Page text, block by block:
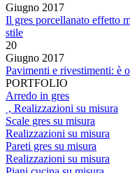
Giugno 2017
Il gres porcellanato effetto
stile
20
Giugno 2017
Pavimenti e rivestimenti: è
PORTFOLIO
Arredo in gres
, Realizzazioni su misura
Scale gres su misura
Realizzazioni su misura
Pareti gres su misura
Realizzazioni su misura